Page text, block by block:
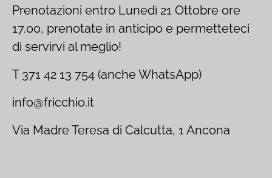
Prenotazioni entro Lunedì 21 Ottobre ore
17.00, prenotate in anticipo e permetteteci
di servirvi al meglio!
T 371 42 13 754 (anche WhatsApp)
info@fricchio.it
Via Madre Teresa di Calcutta, 1 Ancona